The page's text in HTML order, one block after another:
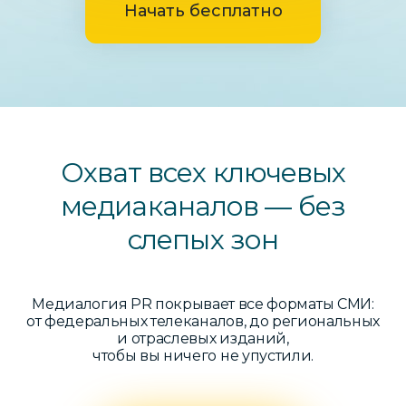
Начать бесплатно
Охват всех ключевых
медиаканалов — без
слепых зон
Медиалогия PR покрывает все форматы СМИ:
от федеральных телеканалов, до региональных
и отраслевых изданий,
чтобы вы ничего не упустили.